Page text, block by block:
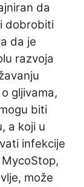
da
dobrobiti
da je
razvoja
gljivama,
biti
a koji u
infekcije
može